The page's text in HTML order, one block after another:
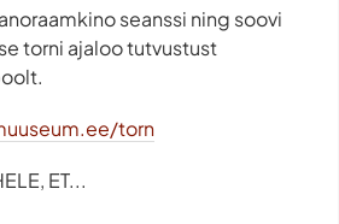
seanssi ning soovi
torni ajaloo tutvustust
torn
ET...